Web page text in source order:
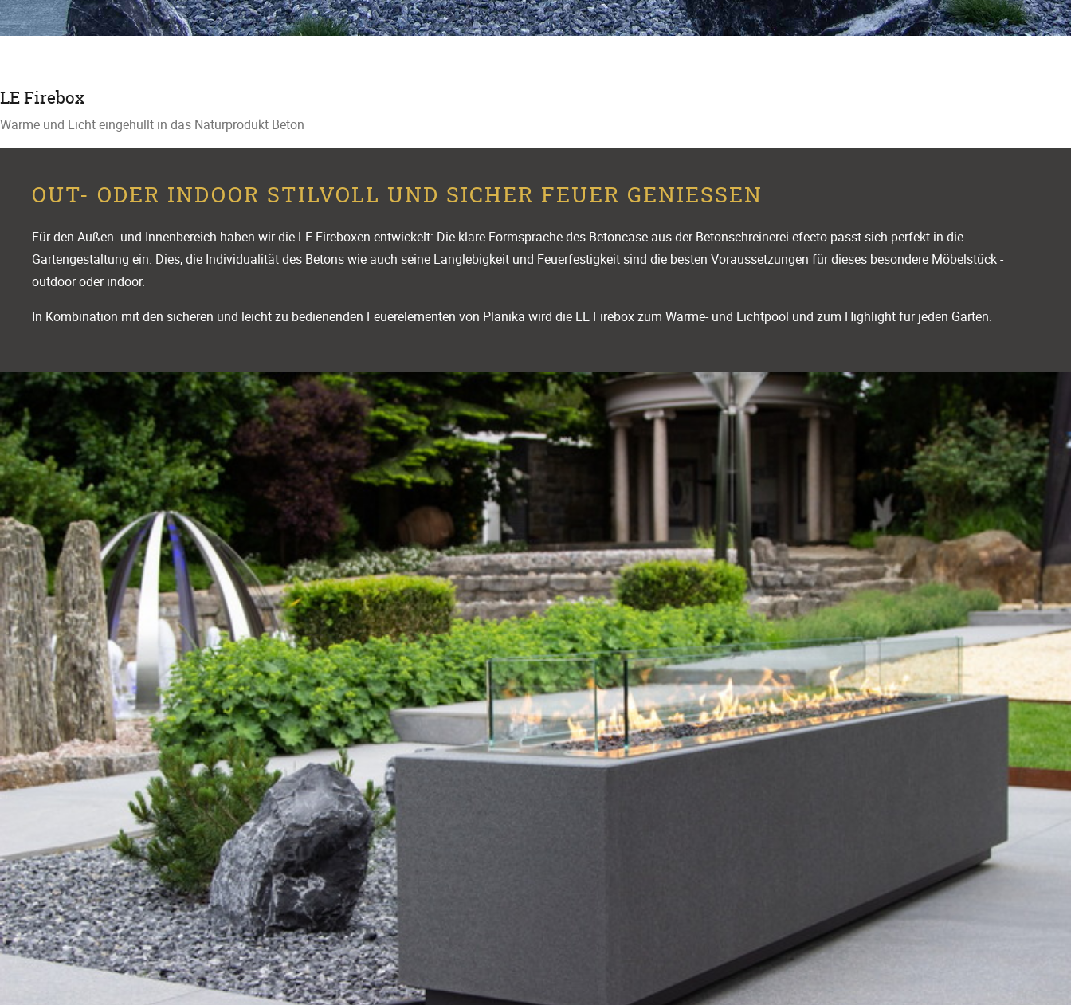
LE Firebox
Wärme und Licht eingehüllt in das Naturprodukt Beton
OUT- ODER INDOOR STILVOLL UND SICHER FEUER GENIESSEN
Für den Außen- und Innenbereich haben wir die LE Fireboxen entwickelt: Die klare Formsprache des Betoncase aus der Betonschreinerei efecto passt sich perfekt in die
Gartengestaltung ein. Dies, die Individualität des Betons wie auch seine Langlebigkeit und Feuerfestigkeit sind die besten Voraussetzungen für dieses besondere Möbelstück -
outdoor oder indoor.
In Kombination mit den sicheren und leicht zu bedienenden Feuerelementen von Planika wird die LE Firebox zum Wärme- und Lichtpool und zum Highlight für jeden Garten.